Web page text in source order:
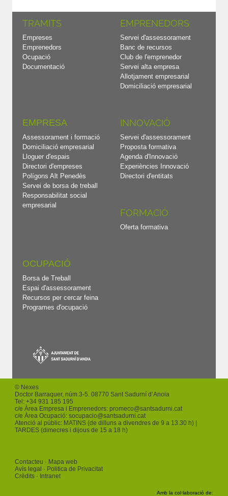
TRAMITS
Empreses
Emprenedors
Ocupació
Documentació
EMPRENEDORS
Servei d'assessorament
Banc de recursos
Club de l'emprenedor
Servei alta empresa
Allotjament empresarial
Domiciliació empresarial
EMPRESA
Assessorament i formació
Domiciliació empresarial
Lloguer d'espais
Directori d'empreses
Polígons Alt Penedès
Servei de borsa de treball
Responsabilitat social
empresarial
INNOVACIÓ
Servei d'assessorament
Proposta formativa
Agenda d'Innovació
Experiències Innovació
Directori d'entitats
FORMACIÓ
Oferta formativa
OCUPACIÓ
Borsa de Treball
Espai d'assessorament
Recursos per cercar feina
Programes d'ocupació
© Nexes
Doctor Barraquer, núm.3-5. 08770 Sant Sadurní d’Anoia
Tel: +34 931 185 195
c/e Àrea Empresa i Emprenedors: promeco@santsadurni.cat
c/e Àrea Ocupació: socupacio@santsadurni.cat
Atenció al públic: MATINS (de dilluns a divendres de 9 a 13.30 h) |
TARDES (dimecres i dijous de 15 a 18 h)
Contacteu
Mapa web
Avís legal
Politica de Privacitat
Crèdits
Intranet
Amb la col·laboració de: